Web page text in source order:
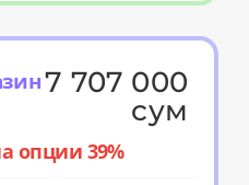
7 707 000
сум
опции 39%